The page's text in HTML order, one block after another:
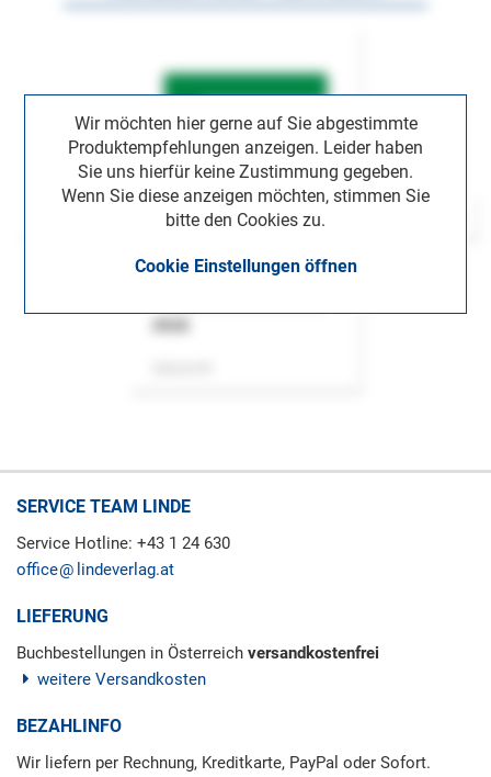
Wir möchten hier gerne auf Sie abgestimmte
Produktempfehlungen anzeigen. Leider haben
Sie uns hierfür keine Zustimmung gegeben.
Wenn Sie diese anzeigen möchten, stimmen Sie
bitte den Cookies zu.
Cookie Einstellungen öffnen
SERVICE TEAM LINDE
Service Hotline: +43 1 24 630
office
lindeverlag.at
LIEFERUNG
Buchbestellungen in Österreich versandkostenfrei
weitere Versandkosten
BEZAHLINFO
Wir liefern per Rechnung, Kreditkarte, PayPal oder Sofort.